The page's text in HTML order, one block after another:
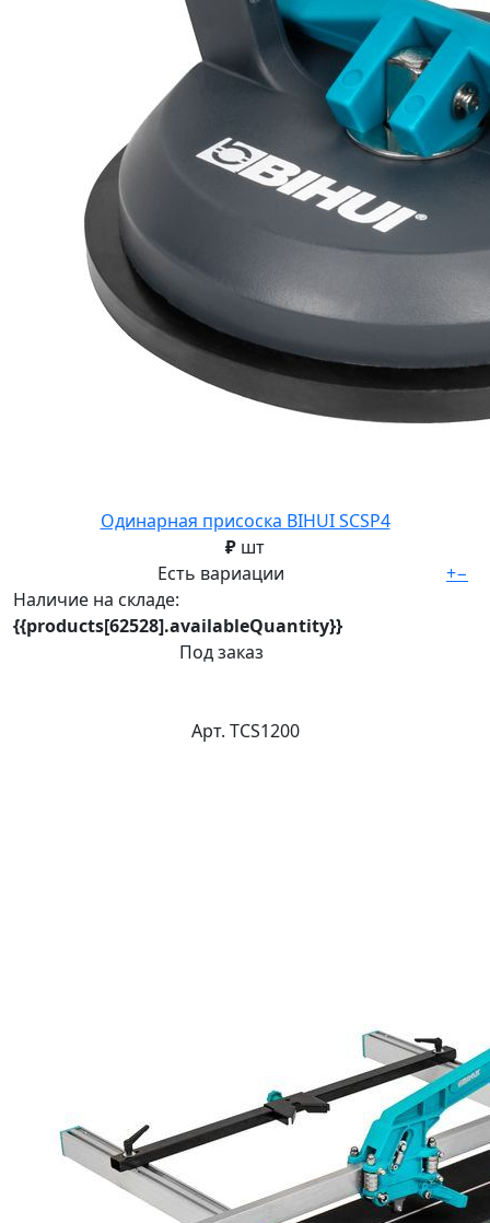
Одинарная присоска BIHUI SCSP4
₽ шт
Есть вариации
Наличие на складе:
{{products[62528].availableQuantity}}
Под заказ
+−
Арт. TCS1200